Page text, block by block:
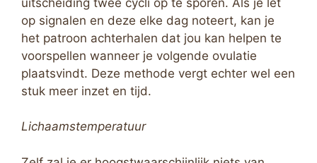
op signalen en deze elke dag noteert, kan je
het patroon achterhalen dat jou kan helpen te
voorspellen wanneer je volgende ovulatie
plaatsvindt. Deze methode vergt echter wel een
stuk meer inzet en tijd.
Lichaamstemperatuur